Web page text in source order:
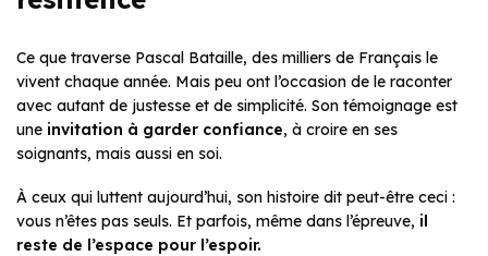
Ce que traverse Pascal Bataille, des milliers de Français le
vivent chaque année. Mais peu ont l’occasion de le raconter
avec autant de justesse et de simplicité. Son témoignage est
une invitation à garder confiance, à croire en ses
soignants, mais aussi en soi.
À ceux qui luttent aujourd’hui, son histoire dit peut-être ceci :
vous n’êtes pas seuls. Et parfois, même dans l’épreuve, il
reste de l’espace pour l’espoir.